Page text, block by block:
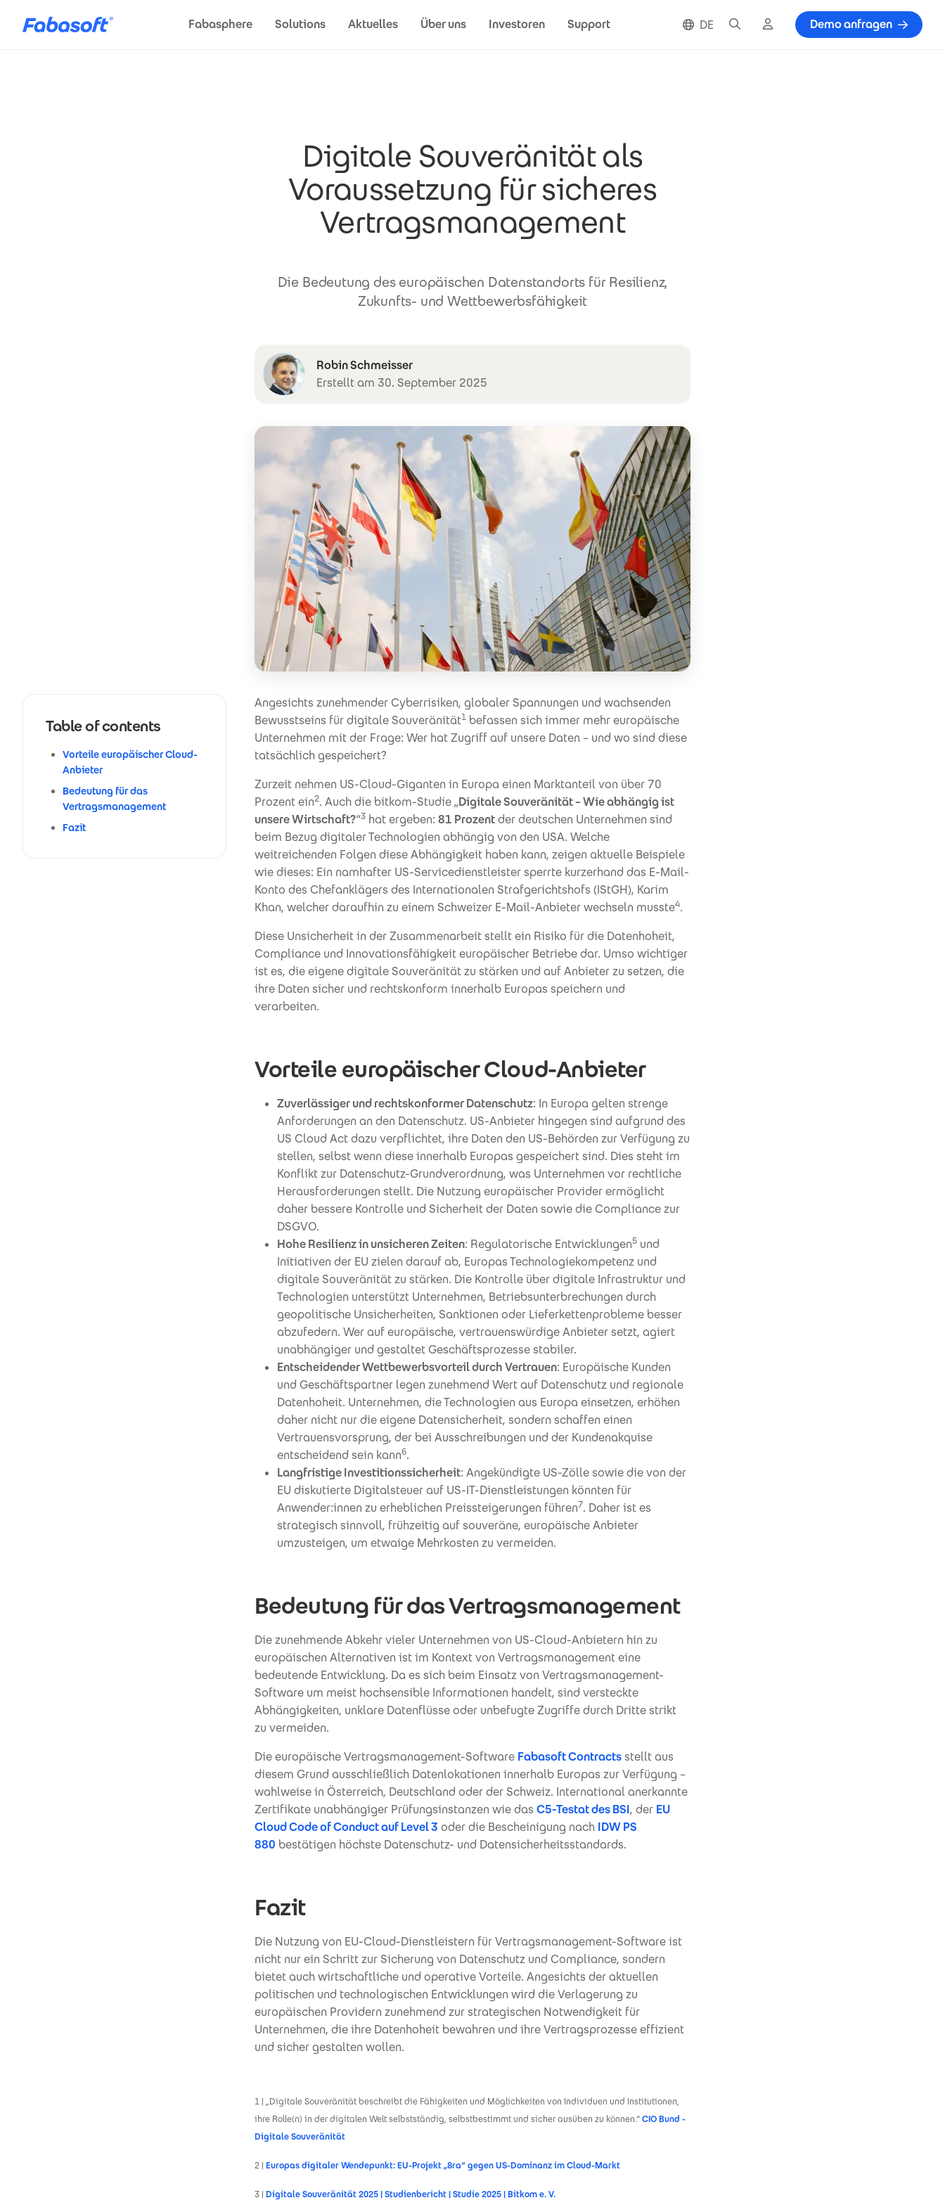
Fabasphere
Solutions Aktuelles Über uns Investoren Support DE SucheCloud LoginDemo anfragen
Digitale Souveränität als
Voraussetzung für sicheres
Vertragsmanagement
Die Bedeutung des europäischen Datenstandorts für Resilienz,
Zukunfts- und Wettbewerbsfähigkeit
Robin Schmeisser
Erstellt am 30. September 2025
Table of contents
Vorteile europäischer Cloud-
Anbieter
Bedeutung für das
Vertragsmanagement
Fazit
Angesichts zunehmender Cyberrisiken, globaler Spannungen und wachsenden
Bewusstseins für digitale Souveränität1 befassen sich immer mehr europäische
Unternehmen mit der Frage: Wer hat Zugriff auf unsere Daten – und wo sind diese
tatsächlich gespeichert?
Zurzeit nehmen US-Cloud-Giganten in Europa einen Marktanteil von über 70
Prozent ein2. Auch die bitkom-Studie „Digitale Souveränität – Wie abhängig ist
unsere Wirtschaft?“3 hat ergeben: 81 Prozentder deutschen Unternehmen sind
beim Bezug digitaler Technologien abhängig von den USA. Welche
weitreichenden Folgen diese Abhängigkeit haben kann, zeigen aktuelle Beispiele
wie dieses: Ein namhafter US-Servicedienstleister sperrte kurzerhand das E-Mail-
Konto des Chefanklägers des Internationalen Strafgerichtshofs (IStGH), Karim
Khan, welcher daraufhin zu einem Schweizer E-Mail-Anbieter wechseln musste4.
Diese Unsicherheit in der Zusammenarbeit stellt ein Risiko für die Datenhoheit,
Compliance und Innovationsfähigkeit europäischer Betriebe dar. Umso wichtiger
ist es, die eigene digitale Souveränität zu stärken und auf Anbieter zu setzen, die
ihre Daten sicher und rechtskonform innerhalb Europas speichern und
verarbeiten.
Vorteile europäischer Cloud-Anbieter
Zuverlässiger und rechtskonformer Datenschutz: In Europa gelten strenge
Anforderungen an den Datenschutz. US-Anbieter hingegen sind aufgrund des
US Cloud Act dazu verpflichtet, ihre Daten den US-Behörden zur Verfügung zu
stellen, selbst wenn diese innerhalb Europas gespeichert sind. Dies steht im
Konflikt zur Datenschutz-Grundverordnung, was Unternehmen vor rechtliche
Herausforderungen stellt. Die Nutzung europäischer Provider ermöglicht
daher bessere Kontrolle und Sicherheit der Daten sowie die Compliance zur
DSGVO.
Hohe Resilienz in unsicheren Zeiten: Regulatorische Entwicklungen5 und
Initiativen der EU zielen darauf ab, Europas Technologiekompetenz und
digitale Souveränität zu stärken. Die Kontrolle über digitale Infrastruktur und
Technologien unterstützt Unternehmen, Betriebsunterbrechungen durch
geopolitische Unsicherheiten, Sanktionen oder Lieferkettenprobleme besser
abzufedern. Wer auf europäische, vertrauenswürdige Anbieter setzt, agiert
unabhängiger und gestaltet Geschäftsprozesse stabiler.
Entscheidender Wettbewerbsvorteil durch Vertrauen: Europäische Kunden
und Geschäftspartner legen zunehmend Wert auf Datenschutz und regionale
Datenhoheit. Unternehmen, die Technologien aus Europa einsetzen, erhöhen
daher nicht nur die eigene Datensicherheit, sondern schaffen einen
Vertrauensvorsprung, der bei Ausschreibungen und der Kundenakquise
entscheidend sein kann6.
Langfristige Investitionssicherheit: Angekündigte US-Zölle sowie die von der
EU diskutierte Digitalsteuer auf US-IT-Dienstleistungen könnten für
Anwender:innen zu erheblichen Preissteigerungen führen7. Daher ist es
strategisch sinnvoll, frühzeitig auf souveräne, europäische Anbieter
umzusteigen, um etwaige Mehrkosten zu vermeiden.
Bedeutung für das Vertragsmanagement
Die zunehmende Abkehr vieler Unternehmen von US-Cloud-Anbietern hin zu
europäischen Alternativen ist im Kontext von Vertragsmanagement eine
bedeutende Entwicklung. Da es sich beim Einsatz von Vertragsmanagement-
Software um meist hochsensible Informationen handelt, sind versteckte
Abhängigkeiten, unklare Datenflüsse oder unbefugte Zugriffe durch Dritte strikt
zu vermeiden.
Die europäische Vertragsmanagement-Software Fabasoft Contractsstellt aus
diesem Grund ausschließlich Datenlokationen innerhalb Europas zur Verfügung –
wahlweise in Österreich, Deutschland oder der Schweiz. International anerkannte
Zertifikate unabhängiger Prüfungsinstanzen wie das C5-Testat des BSI, der EU
Cloud Code of Conduct auf Level 3 oder die Bescheinigung nach IDW PS
880 bestätigen höchste Datenschutz- und Datensicherheitsstandards.
Fazit
Die Nutzung von EU-Cloud-Dienstleistern für Vertragsmanagement-Software ist
nicht nur ein Schritt zur Sicherung von Datenschutz und Compliance, sondern
bietet auch wirtschaftliche und operative Vorteile. Angesichts der aktuellen
politischen und technologischen Entwicklungen wird die Verlagerung zu
europäischen Providern zunehmend zur strategischen Notwendigkeit für
Unternehmen, die ihre Datenhoheit bewahren und ihre Vertragsprozesse effizient
und sicher gestalten wollen.
1 | „Digitale Souveränität beschreibt die Fähigkeiten und Möglichkeiten von Individuen und Institutionen,
ihre Rolle(n) in der digitalen Welt selbstständig, selbstbestimmt und sicher ausüben zu können.“CIO Bund -
Digitale Souveränität
2 | Europas digitaler Wendepunkt: EU-Projekt „8ra“ gegen US-Dominanz im Cloud-Markt
3 | Digitale Souveränität 2025 | Studienbericht | Studie 2025 | Bitkom e. V.